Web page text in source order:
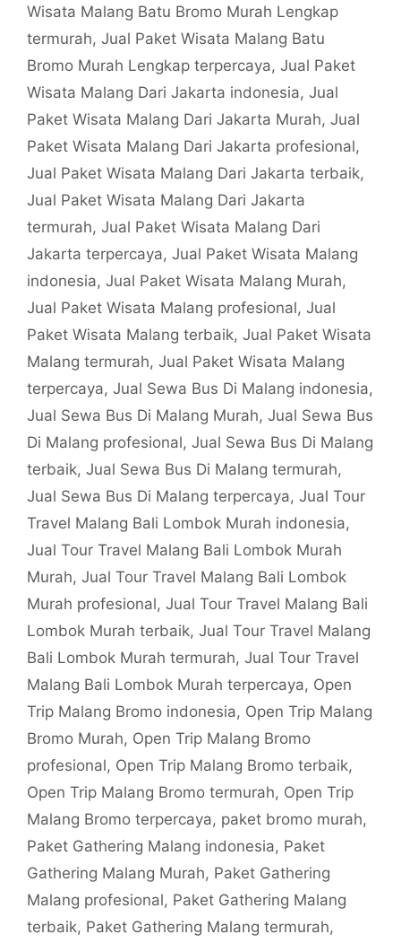
Wisata Malang Batu Bromo Murah Lengkap
termurah, Jual Paket Wisata Malang Batu
Bromo Murah Lengkap terpercaya, Jual Paket
Wisata Malang Dari Jakarta indonesia, Jual
Paket Wisata Malang Dari Jakarta Murah, Jual
Paket Wisata Malang Dari Jakarta profesional,
Jual Paket Wisata Malang Dari Jakarta terbaik,
Jual Paket Wisata Malang Dari Jakarta
termurah, Jual Paket Wisata Malang Dari
Jakarta terpercaya, Jual Paket Wisata Malang
indonesia, Jual Paket Wisata Malang Murah,
Jual Paket Wisata Malang profesional, Jual
Paket Wisata Malang terbaik, Jual Paket Wisata
Malang termurah, Jual Paket Wisata Malang
terpercaya, Jual Sewa Bus Di Malang indonesia,
Jual Sewa Bus Di Malang Murah, Jual Sewa Bus
Di Malang profesional, Jual Sewa Bus Di Malang
terbaik, Jual Sewa Bus Di Malang termurah,
Jual Sewa Bus Di Malang terpercaya, Jual Tour
Travel Malang Bali Lombok Murah indonesia,
Jual Tour Travel Malang Bali Lombok Murah
Murah, Jual Tour Travel Malang Bali Lombok
Murah profesional, Jual Tour Travel Malang Bali
Lombok Murah terbaik, Jual Tour Travel Malang
Bali Lombok Murah termurah, Jual Tour Travel
Malang Bali Lombok Murah terpercaya, Open
Trip Malang Bromo indonesia, Open Trip Malang
Bromo Murah, Open Trip Malang Bromo
profesional, Open Trip Malang Bromo terbaik,
Open Trip Malang Bromo termurah, Open Trip
Malang Bromo terpercaya, paket bromo murah,
Paket Gathering Malang indonesia, Paket
Gathering Malang Murah, Paket Gathering
Malang profesional, Paket Gathering Malang
terbaik, Paket Gathering Malang termurah,